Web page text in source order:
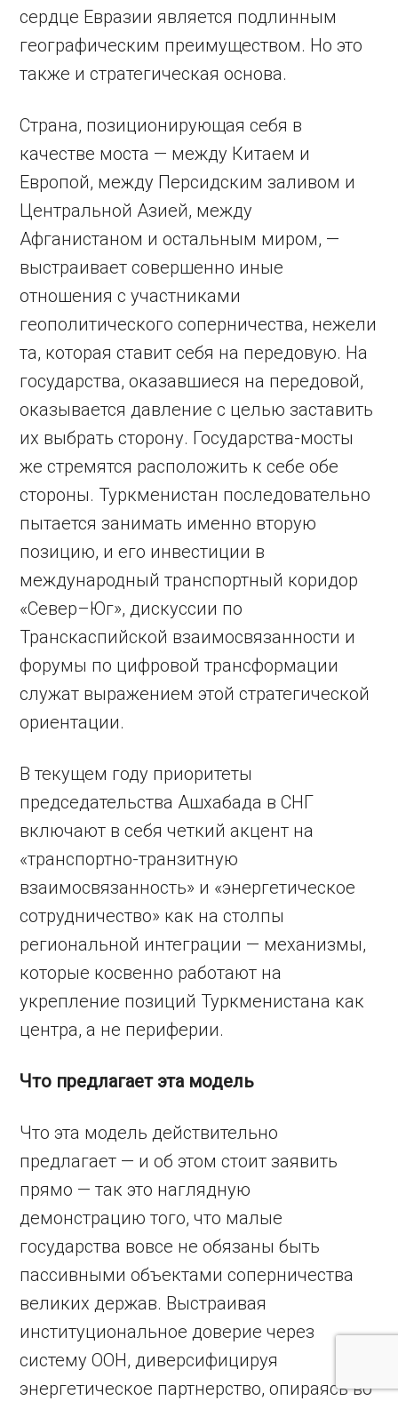
сердце Евразии является подлинным
географическим преимуществом. Но это
также и стратегическая основа.
Страна, позиционирующая себя в
качестве моста — между Китаем и
Европой, между Персидским заливом и
Центральной Азией, между
Афганистаном и остальным миром, —
выстраивает совершенно иные
отношения с участниками
геополитического соперничества, нежели
та, которая ставит себя на передовую. На
государства, оказавшиеся на передовой,
оказывается давление с целью заставить
их выбрать сторону. Государства-мосты
же стремятся расположить к себе обе
стороны. Туркменистан последовательно
пытается занимать именно вторую
позицию, и его инвестиции в
международный транспортный коридор
«Север–Юг», дискуссии по
Транскаспийской взаимосвязанности и
форумы по цифровой трансформации
служат выражением этой стратегической
ориентации.
В текущем году приоритеты
председательства Ашхабада в СНГ
включают в себя четкий акцент на
«транспортно-транзитную
взаимосвязанность» и «энергетическое
сотрудничество» как на столпы
региональной интеграции — механизмы,
которые косвенно работают на
укрепление позиций Туркменистана как
центра, а не периферии.
Что предлагает эта модель
Что эта модель действительно
предлагает — и об этом стоит заявить
прямо — так это наглядную
демонстрацию того, что малые
государства вовсе не обязаны быть
пассивными объектами соперничества
великих держав. Выстраивая
институциональное доверие через
систему ООН, диверсифицируя
энергетическое партнерство, опираясь во